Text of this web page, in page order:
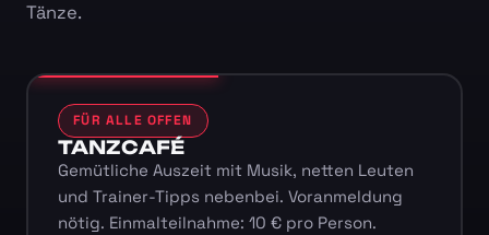
Tänze.
FÜR ALLE OFFEN
TANZCAFÉ
Gemütliche Auszeit mit Musik, netten Leuten
und Trainer-Tipps nebenbei. Voranmeldung
nötig. Einmalteilnahme: 10 € pro Person.